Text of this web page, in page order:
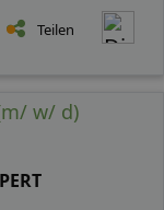
Teilen
w/ d)